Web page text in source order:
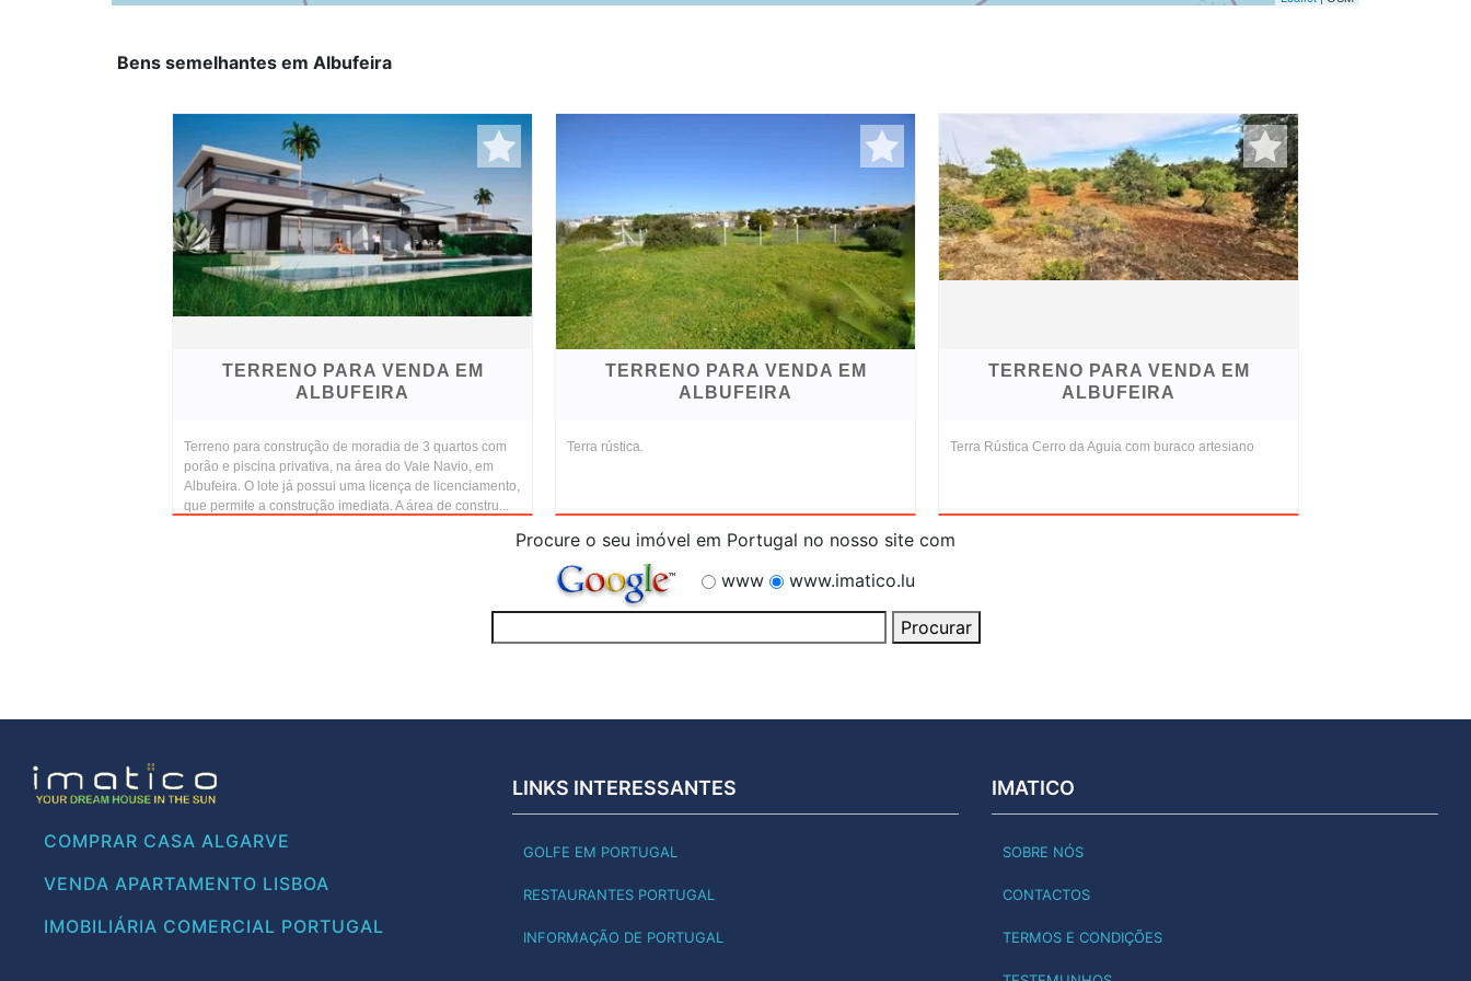
Bens semelhantes em Albufeira
TERRENO PARA VENDA EM
ALBUFEIRA
Terreno para construção de moradia de 3 quartos com
porão e piscina privativa, na área do Vale Navio, em
Albufeira. O lote já possui uma licença de licenciamento,
que permite a construção imediata. A área de constru...
TERRENO PARA VENDA EM
ALBUFEIRA
Terra rústica.
TERRENO PARA VENDA EM
ALBUFEIRA
Terra Rústica Cerro da Aguia com buraco artesiano
Procure o seu imóvel em Portugal no nosso site com
www
www.imatico.lu
COMPRAR CASA ALGARVE
VENDA APARTAMENTO LISBOA
IMOBILIÁRIA COMERCIAL PORTUGAL
LINKS INTERESSANTES
GOLFE EM PORTUGAL
RESTAURANTES PORTUGAL
INFORMAÇÃO DE PORTUGAL
IMATICO
SOBRE NÓS
CONTACTOS
TERMOS E CONDIÇÕES